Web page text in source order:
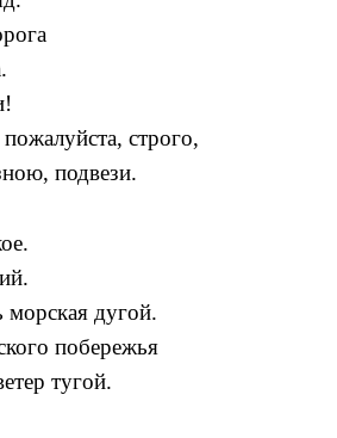
строго,
подвези.
морская дугой.
побережья
тугой.